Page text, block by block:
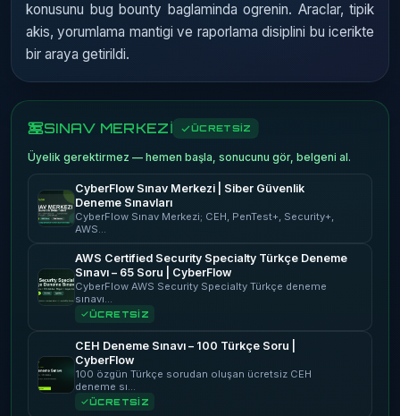
konusunu bug bounty baglaminda ogrenin. Araclar, tipik
akis, yorumlama mantigi ve raporlama disiplini bu icerikte
bir araya getirildi.
SINAV MERKEZİ ÜCRETSİZ
Üyelik gerektirmez — hemen başla, sonucunu gör, belgeni al.
CyberFlow Sınav Merkezi | Siber Güvenlik
Deneme Sınavları
CyberFlow Sınav Merkezi; CEH, PenTest+, Security+,
AWS…
AWS Certified Security Specialty Türkçe Deneme
Sınavı – 65 Soru | CyberFlow
CyberFlow AWS Security Specialty Türkçe deneme
sınavı…
ÜCRETSİZ
CEH Deneme Sınavı – 100 Türkçe Soru |
CyberFlow
100 özgün Türkçe sorudan oluşan ücretsiz CEH
deneme sı…
ÜCRETSİZ